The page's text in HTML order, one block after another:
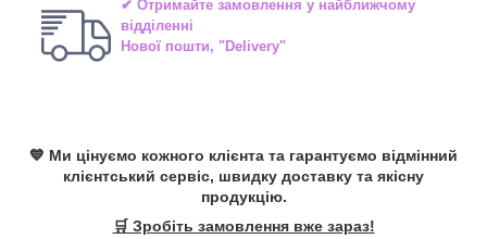
✔ Отримайте замовлення у найближчому
відділенні
Нової пошти, "Delivery"
💙 Ми цінуємо кожного клієнта та гарантуємо відмінний
клієнтський сервіс, швидку доставку та якісну
продукцію.
🛒 Зробіть замовлення вже зараз!